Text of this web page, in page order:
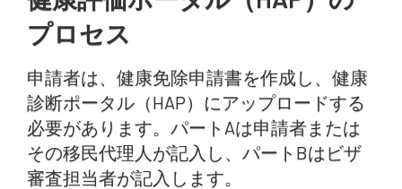
プロセス
申請者は、健康免除申請書を作成し、健康
診断ポータル（HAP）にアップロードする
必要があります。パートAは申請者または
その移民代理人が記入し、パートBはビザ
審査担当者が記入します。